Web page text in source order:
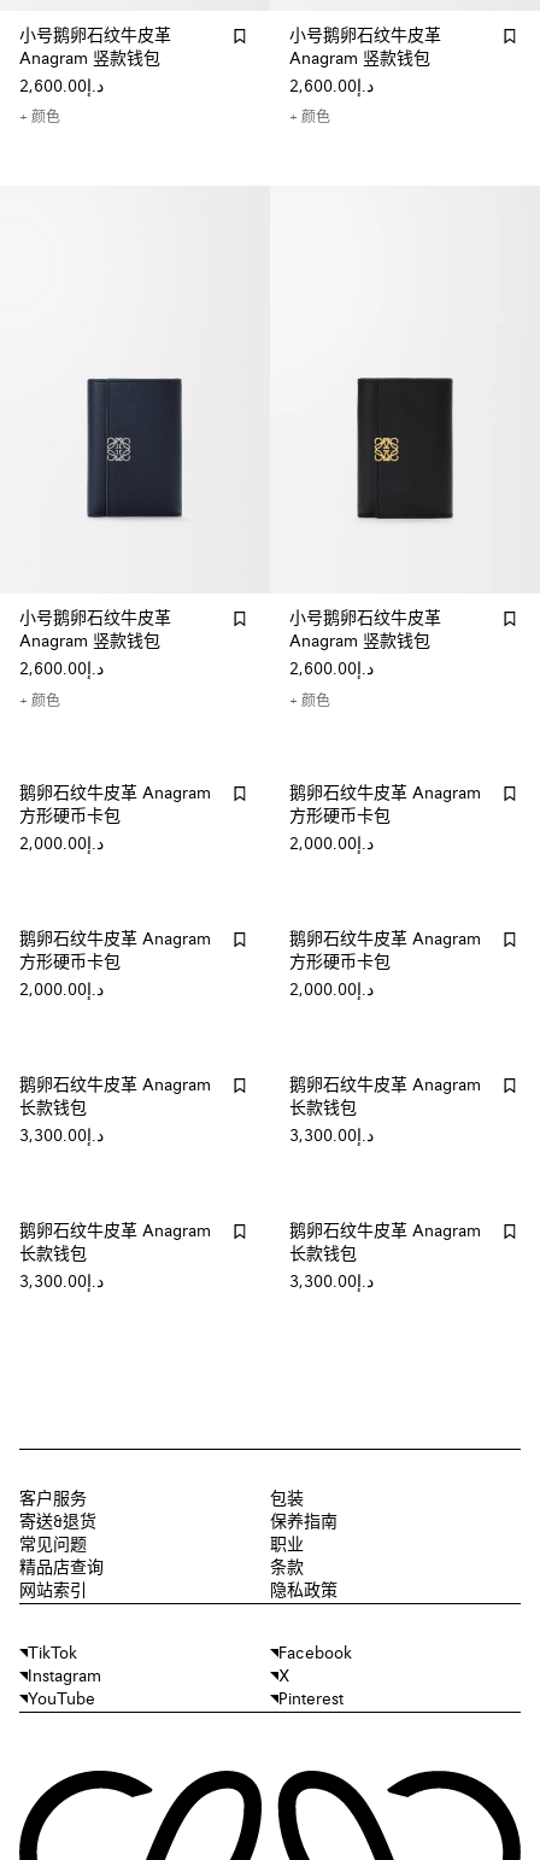
小号鹅卵石纹牛皮革
Anagram 竖款钱包
د.إ2,600.00
+ 颜色
小号鹅卵石纹牛皮革
Anagram 竖款钱包
د.إ2,600.00
+ 颜色
小号鹅卵石纹牛皮革
Anagram 竖款钱包
د.إ2,600.00
+ 颜色
小号鹅卵石纹牛皮革
Anagram 竖款钱包
د.إ2,600.00
+ 颜色
鹅卵石纹牛皮革 Anagram
方形硬币卡包
د.إ2,000.00
鹅卵石纹牛皮革 Anagram
方形硬币卡包
د.إ2,000.00
鹅卵石纹牛皮革 Anagram
方形硬币卡包
د.إ2,000.00
鹅卵石纹牛皮革 Anagram
方形硬币卡包
د.إ2,000.00
鹅卵石纹牛皮革 Anagram
长款钱包
د.إ3,300.00
鹅卵石纹牛皮革 Anagram
长款钱包
د.إ3,300.00
鹅卵石纹牛皮革 Anagram
长款钱包
د.إ3,300.00
鹅卵石纹牛皮革 Anagram
长款钱包
د.إ3,300.00
客户服务
寄送&退货
常见问题
精品店查询
网站索引
包装
保养指南
职业
条款
隐私政策
TikTok
Facebook
Instagram
X
YouTube
Pinterest